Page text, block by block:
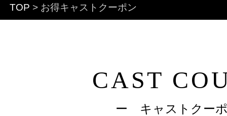
TOP > お得キャストクーポン
CAST
ー キャストクー